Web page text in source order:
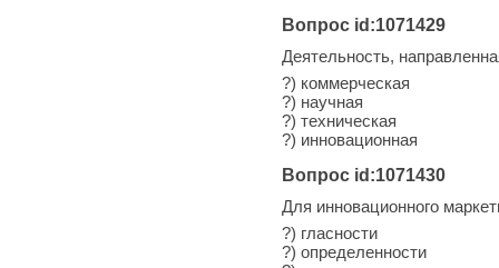
Вопрос id:1071429
Деятельность,
?) коммерческая
?) научная
?) техническая
?) инновационная
Вопрос id:1071430
Для инновационного
?) гласности
?) определенности